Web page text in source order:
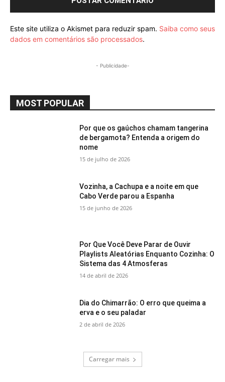
Este site utiliza o Akismet para reduzir spam. Saiba como seus
dados em comentários são processados.
- Publicidade-
MOST POPULAR
Por que os gaúchos chamam tangerina
de bergamota? Entenda a origem do
nome
15 de julho de 2026
Vozinha, a Cachupa e a noite em que
Cabo Verde parou a Espanha
15 de junho de 2026
Por Que Você Deve Parar de Ouvir
Playlists Aleatórias Enquanto Cozinha: O
Sistema das 4 Atmosferas
14 de abril de 2026
Dia do Chimarrão: O erro que queima a
erva e o seu paladar
2 de abril de 2026
Carregar mais